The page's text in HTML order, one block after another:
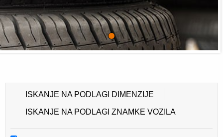
ISKANJE NA PODLAGI DIMENZIJE
ISKANJE NA PODLAGI ZNAMKE VOZILA